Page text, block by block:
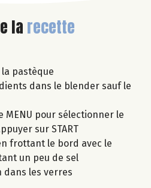
larecette
pastèque
dans le blender sauf le
MENU pour sélectionner le
sur START
frottant le bord avec le
un peu de sel
dans les verres